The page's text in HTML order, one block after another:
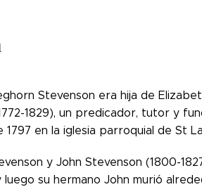
Stevenson era hija de
1829), un predicador, tutor y
1797 en la iglesia parroquial de St
y John Stevenson (1800-
luego su hermano John murió